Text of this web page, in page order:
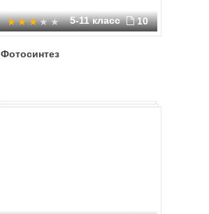
5-11 класс 10
Фотосинтез